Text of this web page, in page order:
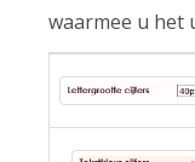
waarmee u het